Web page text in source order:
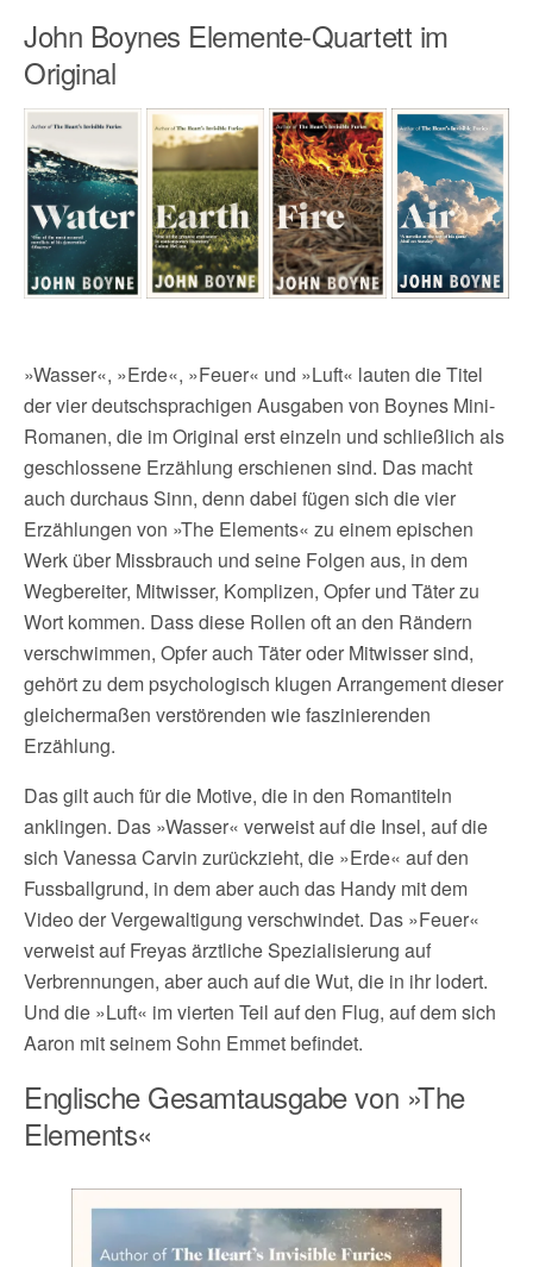
John Boynes Elemente-Quartett im
Original
»Wasser«, »Erde«, »Feuer« und »Luft« lauten die Titel
der vier deutschsprachigen Ausgaben von Boynes Mini-
Romanen, die im Original erst einzeln und schließlich als
geschlossene Erzählung erschienen sind. Das macht
auch durchaus Sinn, denn dabei fügen sich die vier
Erzählungen von »The Elements« zu einem epischen
Werk über Missbrauch und seine Folgen aus, in dem
Wegbereiter, Mitwisser, Komplizen, Opfer und Täter zu
Wort kommen. Dass diese Rollen oft an den Rändern
verschwimmen, Opfer auch Täter oder Mitwisser sind,
gehört zu dem psychologisch klugen Arrangement dieser
gleichermaßen verstörenden wie faszinierenden
Erzählung.
Das gilt auch für die Motive, die in den Romantiteln
anklingen. Das »Wasser« verweist auf die Insel, auf die
sich Vanessa Carvin zurückzieht, die »Erde« auf den
Fussballgrund, in dem aber auch das Handy mit dem
Video der Vergewaltigung verschwindet. Das »Feuer«
verweist auf Freyas ärztliche Spezialisierung auf
Verbrennungen, aber auch auf die Wut, die in ihr lodert.
Und die »Luft« im vierten Teil auf den Flug, auf dem sich
Aaron mit seinem Sohn Emmet befindet.
Englische Gesamtausgabe von »The
Elements«